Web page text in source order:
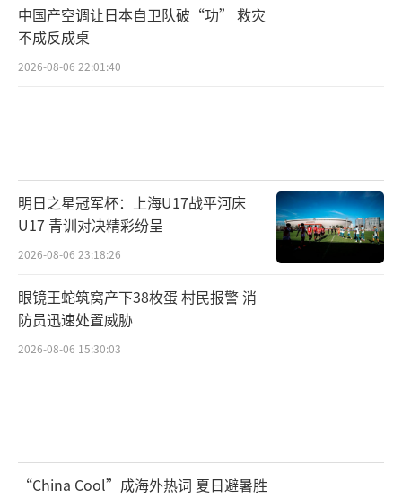
中国产空调让日本自卫队破“功” 救灾
不成反成桌
2026-08-06 22:01:40
明日之星冠军杯：上海U17战平河床
U17 青训对决精彩纷呈
2026-08-06 23:18:26
眼镜王蛇筑窝产下38枚蛋 村民报警 消
防员迅速处置威胁
2026-08-06 15:30:03
“China Cool”成海外热词 夏日避暑胜